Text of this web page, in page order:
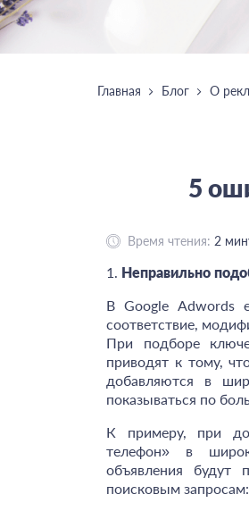
Главная Блог О
5
Время чтения: 2
1. Неправильно
В Google Adwords
соответствие,
При подборе
приводят к тому,
добавляются в
показываться по
К примеру, при
телефон» в
объявления будут
поисковым запросам: